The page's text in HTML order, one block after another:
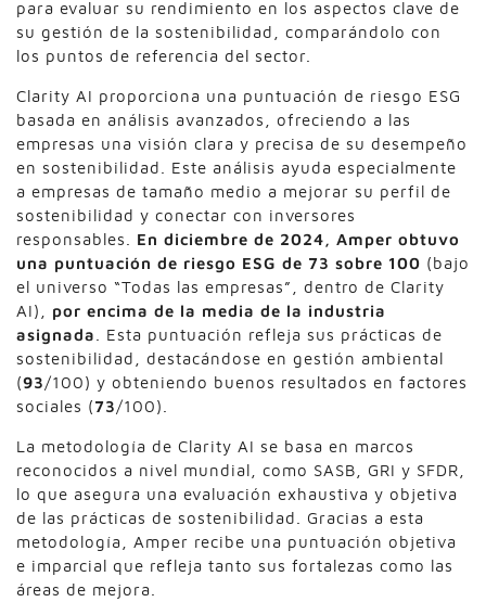
para evaluar su rendimiento en los aspectos clave de
su gestión de la sostenibilidad, comparándolo con
los puntos de referencia del sector.
Clarity AI proporciona una puntuación de riesgo ESG
basada en análisis avanzados, ofreciendo a las
empresas una visión clara y precisa de su desempeño
en sostenibilidad. Este análisis ayuda especialmente
a empresas de tamaño medio a mejorar su perfil de
sostenibilidad y conectar con inversores
responsables. En diciembre de 2024, Amper obtuvo
una puntuación de riesgo ESG de 73 sobre 100 (bajo
el universo “Todas las empresas”, dentro de Clarity
AI), por encima de la media de la industria
asignada
. Esta puntuación refleja sus prácticas de
sostenibilidad, destacándose en gestión ambiental
(93/100) y obteniendo buenos resultados en factores
sociales (73/100).
La metodología de Clarity AI se basa en marcos
reconocidos a nivel mundial, como SASB, GRI y SFDR,
lo que asegura una evaluación exhaustiva y objetiva
de las prácticas de sostenibilidad. Gracias a esta
metodología, Amper recibe una puntuación objetiva
e imparcial que refleja tanto sus fortalezas como las
áreas de mejora.